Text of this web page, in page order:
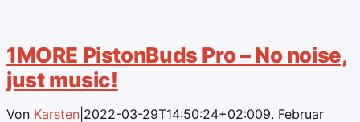
1MORE PistonBuds Pro – No noise,
just music!
Von Karsten 2022-03-29T14:50:24+02:009. Februar